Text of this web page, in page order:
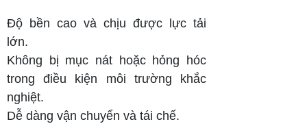
Độ bền cao và chịu được lực tải
lớn.
Không bị mục nát hoặc hỏng hóc
trong điều kiện môi trường khắc
nghiệt.
Dễ dàng vận chuyển và tái chế.